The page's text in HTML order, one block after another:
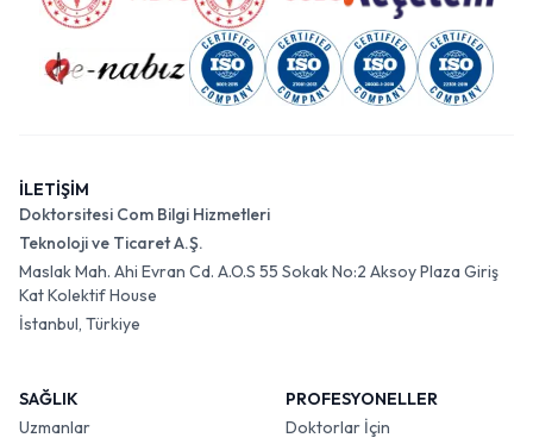
İLETİŞİM
Doktorsitesi Com Bilgi Hizmetleri
Teknoloji ve Ticaret A.Ş.
Maslak Mah. Ahi Evran Cd. A.O.S 55 Sokak No:2 Aksoy Plaza Giriş
Kat Kolektif House
İstanbul, Türkiye
SAĞLIK
Uzmanlar
PROFESYONELLER
Doktorlar İçin